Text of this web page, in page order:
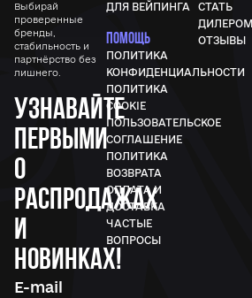
Выбирай
проверенные
бренды,
стабильность и
партнёрство без
лишнего.
Узнавайте
первыми
о
распродажах
и
новинках!
ДЛЯ ВЕЙПИНГА
ПОМОЩЬ
ПОЛИТИКА
КОНФИДЕНЦИАЛЬНОСТИ
ПОЛИТИКА
COOKIE
ПОЛЬЗОВАТЕЛЬСКОЕ
СОГЛАШЕНИЕ
ПОЛИТИКА
ВОЗВРАТА
ОПЛАТА И
ДОСТАВКА
ЧАСТЫЕ
ВОПРОСЫ
СТАТЬ
ДИЛЕРОМ
ОТЗЫВЫ